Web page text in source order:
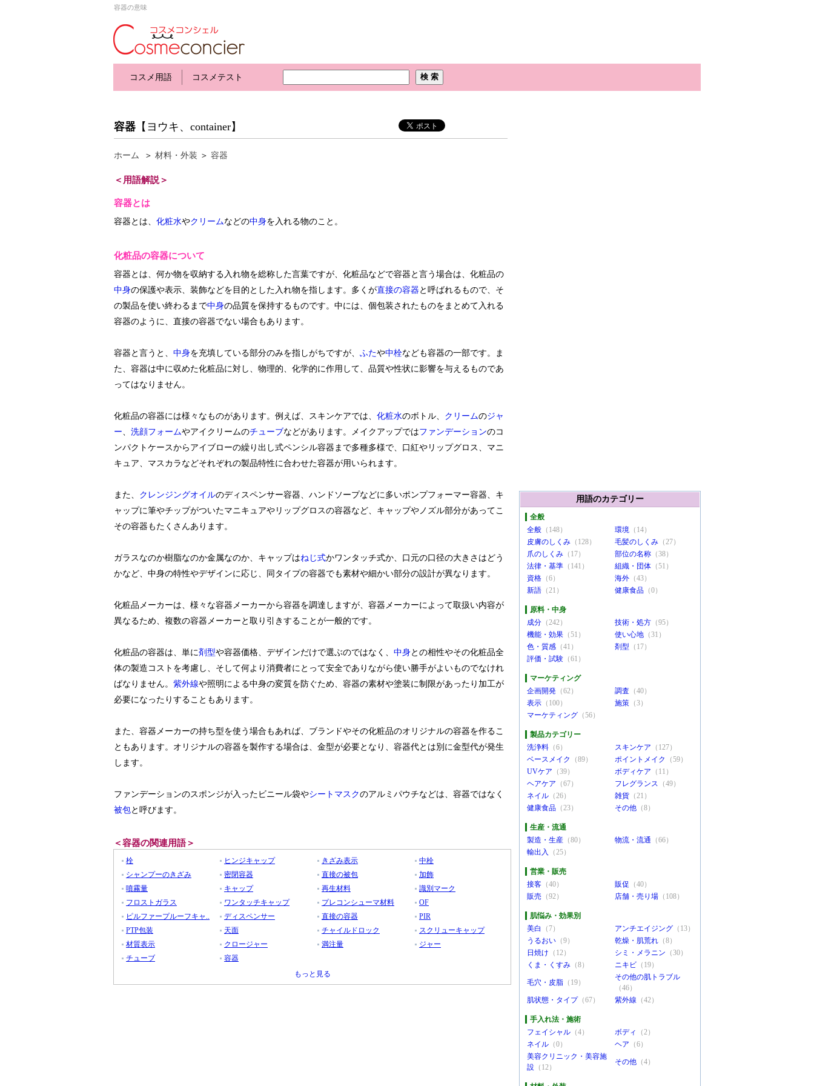
容器の意味
コスメ用語 コスメテスト
容器 【ヨウキ、container】
ホーム ＞ 材料・外装 ＞ 容器
＜用語解説＞
容器とは
容器とは、 化粧水やクリームなどの中身を入れる物のこと。
化粧品の容器について
容器とは、何か物を収納する入れ物を総称した言葉ですが、化粧品などで容器と言う場合は、化粧品の
中身の保護や表示、装飾などを目的とした入れ物を指します。多くが直接の容器 と呼ばれるもので、そ
の製品を使い終わるまで中身の品質を保持するものです。中には、個包装されたものをまとめて入れる
容器のように、直接の容器でない場合もあります。
容器と言うと、 中身を充填している部分のみを指しがちですが、 ふたや中栓なども容器の一部です。ま
た、容器は中に収めた化粧品に対し、物理的、化学的に作用して、品質や性状に影響を与えるものであ
ってはなりません。
化粧品の容器には様々なものがあります。例えば、スキンケアでは、 化粧水のボトル、 クリームのジャ
ー、 洗顔フォームやアイクリームのチューブなどがあります。メイクアップではファンデーションのコ
ンパクトケースからアイブローの繰り出し式ペンシル容器まで多種多様で、口紅やリップグロス、マニ
キュア、マスカラなどそれぞれの製品特性に合わせた容器が用いられます。
また、 クレンジングオイルのディスペンサー容器、ハンドソープなどに多いポンプフォーマー容器、キ
ャップに筆やチップがついたマニキュアやリップグロスの容器など、キャップやノズル部分があってこ
その容器もたくさんあります。
ガラスなのか樹脂なのか金属なのか、キャップはねじ式かワンタッチ式か、口元の口径の大きさはどう
かなど、中身の特性やデザインに応じ、同タイプの容器でも素材や細かい部分の設計が異なります。
化粧品メーカーは、様々な容器メーカーから容器を調達しますが、容器メーカーによって取扱い内容が
異なるため、複数の容器メーカーと取り引きすることが一般的です。
化粧品の容器は、単に剤型や容器価格、デザインだけで選ぶのではなく、 中身との相性やその化粧品全
体の製造コストを考慮し、そして何より消費者にとって安全でありながら使い勝手がよいものでなけれ
ばなりません。 紫外線や照明による中身の変質を防ぐため、容器の素材や塗装に制限があったり加工が
必要になったりすることもあります。
また、容器メーカーの持ち型を使う場合もあれば、ブランドやその化粧品のオリジナルの容器を作るこ
ともあります。オリジナルの容器を製作する場合は、金型が必要となり、容器代とは別に金型代が発生
します。
ファンデーションのスポンジが入ったビニール袋やシートマスクのアルミパウチなどは、容器ではなく
被包と呼びます。
＜容器の関連用語＞
栓 ヒンジキャップ きざみ表示
中栓
シャンプーのきざみ
密閉容器 直接の被包
加飾
噴霧量
キャップ 再生材料
識別マーク
フロストガラス
ワンタッチキャップ プレコンシューマ材料
OF
ピルファープルーフキャ..
ディスペンサー 直接の容器
PIR
PTP包装
天面 チャイルドロック
スクリューキャップ
材質表示
クロージャー 満注量
ジャー
チューブ
容器
もっと見る
用語のカテゴリー
全般
全般 （148） 環境 （14）
皮膚のしくみ （128） 毛髪のしくみ （27）
爪のしくみ （17） 部位の名称 （38）
法律・基準 （141） 組織・団体 （51）
資格 （6） 海外 （43）
新語 （21） 健康食品 （0）
原料・中身
成分 （242） 技術・処方 （95）
機能・効果 （51） 使い心地 （31）
色・質感 （41） 剤型 （17）
評価・試験 （61）
マーケティング
企画開発 （62） 調査 （40）
表示 （100） 施策 （3）
マーケティング （56）
製品カテゴリー
洗浄料 （6） スキンケア （127）
ベースメイク
（89） ポイントメイク
（59）
UVケア （39） ボディケア （11）
ヘアケア （67） フレグランス （49）
ネイル （26） 雑貨 （21）
健康食品 （23） その他 （8）
生産・流通
製造・生産 （80） 物流・流通 （66）
輸出入
（25）
営業・販売
接客 （40） 販促 （40）
販売 （92） 店舗・売り場 （108）
肌悩み・効果別
美白
（7） アンチエイジング （13）
うるおい （9） 乾燥・肌荒れ （8）
日焼け （12） シミ・メラニン （30）
くま・くすみ （8） ニキビ （19）
毛穴・皮脂 （19）
その他の肌トラブル
（46）
肌状態・タイプ（67） 紫外線 （42）
手入れ法・施術
フェイシャル （4） ボディ
（2）
ネイル （0） ヘア （6）
美容クリニック・美容施
設 （12）
その他 （4）